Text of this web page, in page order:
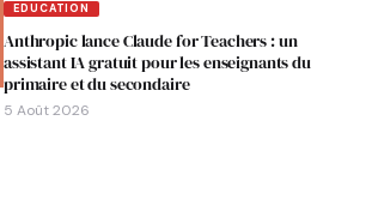
EDUCATION
Anthropic lance Claude for Teachers : un
assistant IA gratuit pour les enseignants du
primaire et du secondaire
5 Août 2026